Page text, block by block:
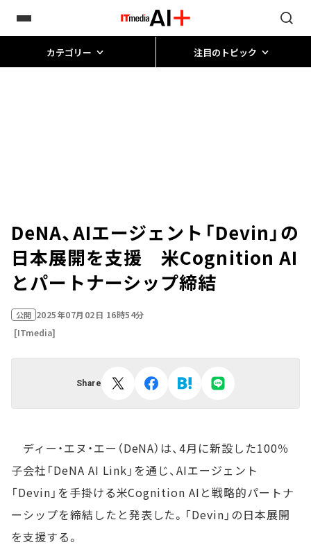
カテゴリー 注目のトピック
DeNA、AIエージェント「Devin」の
日本展開を支援 米Cognition AI
とパートナーシップ締結
公開 2025年07月02日 16時54分
[ITmedia]
Share
ディー・エヌ・エー（DeNA）は、4月に新設した100％
子会社「DeNA AI Link」を通じ、AIエージェント
「Devin」を手掛ける米Cognition AIと戦略的パートナ
ーシップを締結したと発表した。「Devin」の日本展開
を支援する。